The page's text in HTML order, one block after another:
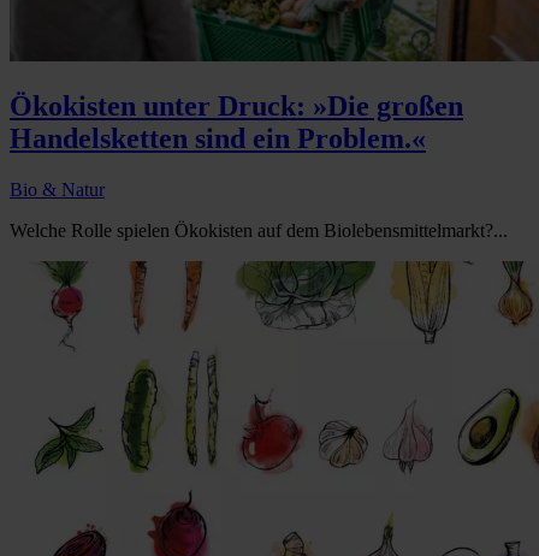
Ökokisten unter Druck: »Die großen
Handelsketten sind ein Problem.«
Bio & Natur
Welche Rolle spielen Ökokisten auf dem Biolebensmittelmarkt?...